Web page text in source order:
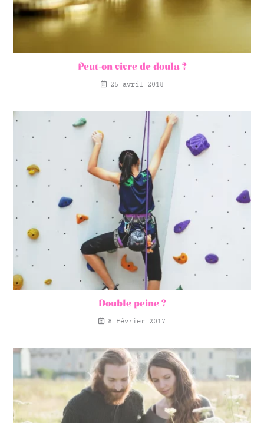
Peut-on vivre de doula ?
25 avril 2018
Double peine ?
8 février 2017